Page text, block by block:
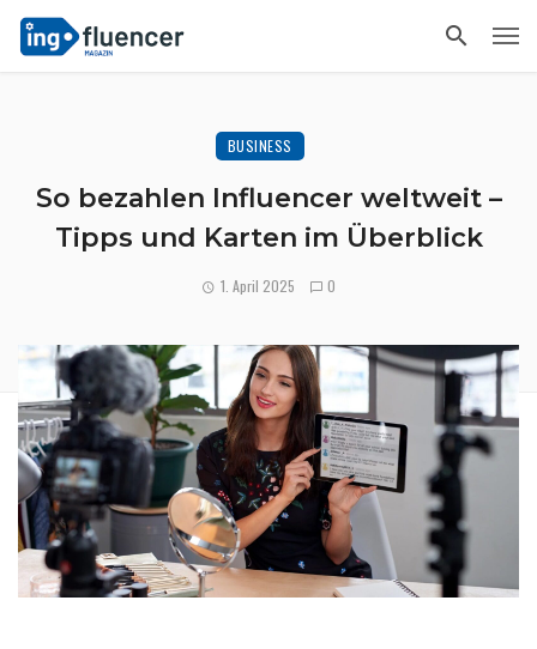
BUSINESS
So bezahlen Influencer weltweit –
Tipps und Karten im Überblick
1. April 2025 0